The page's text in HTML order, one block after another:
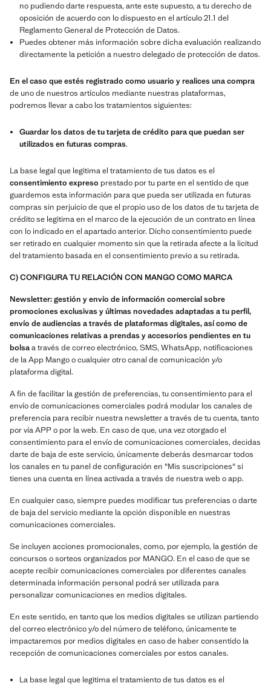
no pudiendo darte respuesta, ante este supuesto, a tu derecho de
oposición de acuerdo con lo dispuesto en el artículo 21.1 del
Reglamento General de Protección de Datos.
Puedes obtener más información sobre dicha evaluación realizando
directamente la petición a nuestro delegado de protección de datos.
En el caso que estés registrado como usuario y realices una compra
de uno de nuestros artículos mediante nuestras plataformas,
podremos llevar a cabo los tratamientos siguientes:
Guardar los datos de tu tarjeta de crédito para que puedan ser
utilizados en futuras compras.
La base legal que legitima el tratamiento de tus datos es el
consentimiento expreso prestado por tu parte en el sentido de que
guardemos esta información para que pueda ser utilizada en futuras
compras sin perjuicio de que el propio uso de los datos de tu tarjeta de
crédito se legitima en el marco de la ejecución de un contrato en línea
con lo indicado en el apartado anterior. Dicho consentimiento puede
ser retirado en cualquier momento sin que la retirada afecte a la licitud
del tratamiento basada en el consentimiento previo a su retirada.
C) CONFIGURA TU RELACIÓN CON MANGO COMO MARCA
Newsletter: gestión y envío de información comercial sobre
promociones exclusivas y últimas novedades adaptadas a tu perfil,
envío de audiencias a través de plataformas digitales, así como de
comunicaciones relativas a prendas y accesorios pendientes en tu
bolsaa través de correo electrónico, SMS, WhatsApp, notificaciones
de la App Mango o cualquier otro canal de comunicación y/o
plataforma digital.
A fin de facilitar la gestión de preferencias, tu consentimiento para el
envío de comunicaciones comerciales podrá modular los canales de
preferencia para recibir nuestra newsletter a través de tu cuenta, tanto
por vía APP o por la web. En caso de que, una vez otorgado el
consentimiento para el envío de comunicaciones comerciales, decidas
darte de baja de este servicio, únicamente deberás desmarcar todos
los canales en tu panel de configuración en "Mis suscripciones" si
tienes una cuenta en línea activada a través de nuestra web o app.
En cualquier caso, siempre puedes modificar tus preferencias o darte
de baja del servicio mediante la opción disponible en nuestras
comunicaciones comerciales.
Se incluyen acciones promocionales, como, por ejemplo, la gestión de
concursos o sorteos organizados por MANGO. En el caso de que se
acepte recibir comunicaciones comerciales por diferentes canales
determinada información personal podrá ser utilizada para
personalizar comunicaciones en medios digitales.
En este sentido, en tanto que los medios digitales se utilizan partiendo
del correo electrónico y/o del número de teléfono, únicamente te
impactaremos por medios digitales en caso de haber consentido la
recepción de comunicaciones comerciales por estos canales.
La base legal que legitima el tratamiento de tus datos es el